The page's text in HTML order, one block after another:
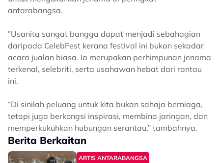
antarabangsa.
"Usanita sangat bangga dapat menjadi sebahagian
daripada CelebFest kerana festival ini bukan sekadar
acara jualan biasa. Ia merupakan perhimpunan jenama
terkenal, selebriti, serta usahawan hebat dari rantau
ini.
“Di sinilah peluang untuk kita bukan sahaja berniaga,
tetapi juga berkongsi inspirasi, membina jaringan, dan
memperkukuhkan hubungan serantau,” tambahnya.
Berita Berkaitan
ARTIS ANTARABANGSA